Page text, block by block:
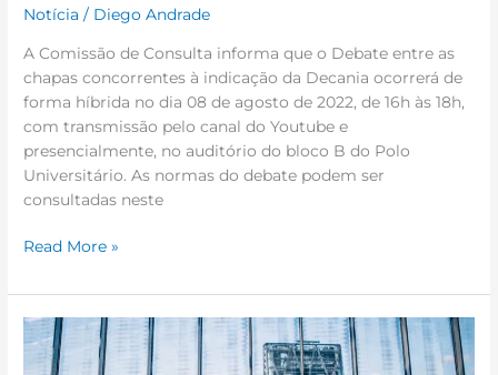
Notícia / Diego Andrade
A Comissão de Consulta informa que o Debate entre as
chapas concorrentes à indicação da Decania ocorrerá de
forma híbrida no dia 08 de agosto de 2022, de 16h às 18h,
com transmissão pelo canal do Youtube e
presencialmente, no auditório do bloco B do Polo
Universitário. As normas do debate podem ser
consultadas neste
Read More »
Curso